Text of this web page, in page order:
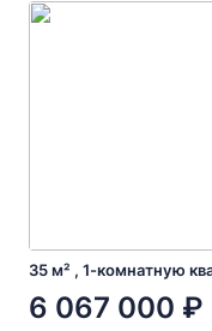
35 м² , 1-комнатную
6 067 000 ₽